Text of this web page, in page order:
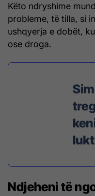
Këto ndryshime
probleme, të tilla, si
ushqyerja e dobët,
ose droga.
Ndjeheni të